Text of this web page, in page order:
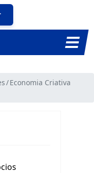
Economia Criativa